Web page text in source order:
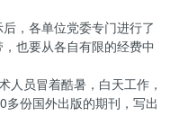
，各单位党委专门进行了
也要从各自有限的经费中
人员冒着酷暑，白天工作，
份国外出版的期刊，写出